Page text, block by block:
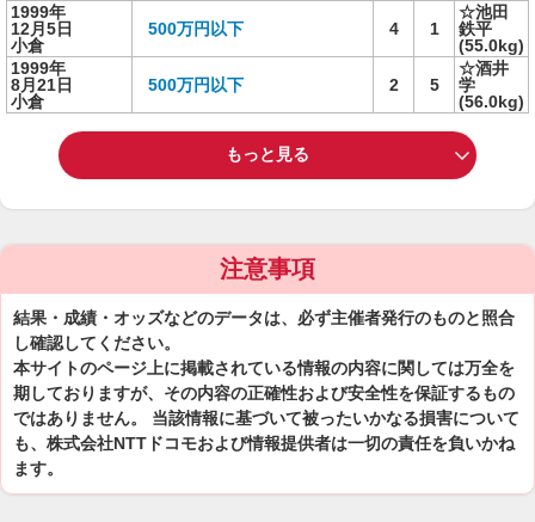
1999年
12月5日
小倉
500万円以下 4 1
☆池田
鉄平
(55.0kg)
1999年
8月21日
小倉
500万円以下 2 5
☆酒井
学
(56.0kg)
もっと見る
注意事項
結果・成績・オッズなどのデータは、必ず主催者発行のものと照合
し確認してください。
本サイトのページ上に掲載されている情報の内容に関しては万全を
期しておりますが、その内容の正確性および安全性を保証するもの
ではありません。 当該情報に基づいて被ったいかなる損害について
も、株式会社NTTドコモおよび情報提供者は一切の責任を負いかね
ます。